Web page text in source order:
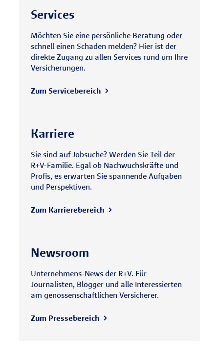
Services
Möchten Sie eine persönliche Beratung oder
schnell einen Schaden melden? Hier ist der
direkte Zugang zu allen Services rund um Ihre
Versicherungen.
Zum Servicebereich
Karriere
Sie sind auf Jobsuche? Werden Sie Teil der
R+V-Familie. Egal ob Nachwuchskräfte und
Profis, es erwarten Sie spannende Aufgaben
und Perspektiven.
Zum Karrierebereich
Newsroom
Unternehmens-News der R+V. Für
Journalisten, Blogger und alle Interessierten
am genossenschaftlichen Versicherer.
Zum Pressebereich